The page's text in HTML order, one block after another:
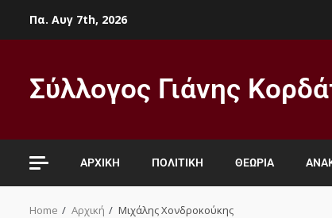
Πα. Αυγ 7th, 2026
Σύλλογος Γιάνης
ΑΡΧΙΚΉ ΠΟΛΙΤΙΚΉ ΘΕΩΡΊΑ
Home Αρχική Μιχάλης Χονδροκούκης